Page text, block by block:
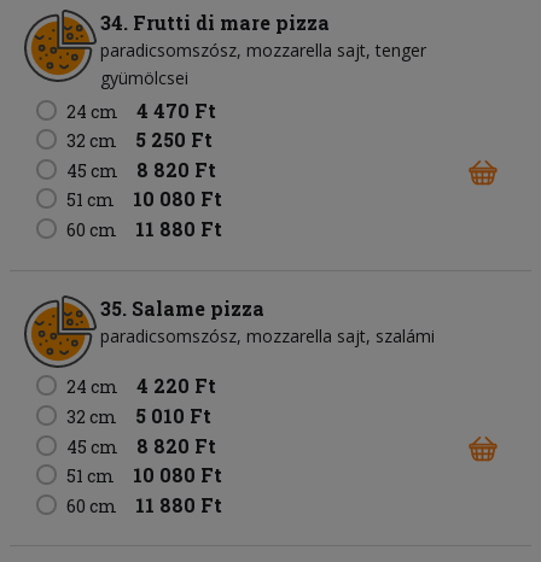
34. Frutti di mare pizza
paradicsomszósz mozzarella sajt tenger
gyümölcsei
24 cm
4 470 Ft
32 cm 5 250 Ft
45 cm 8 820 Ft
51 cm 10 080 Ft
60 cm 11 880 Ft
35. Salame pizza
paradicsomszósz mozzarella sajt szalámi
24 cm 4 220 Ft
32 cm 5 010 Ft
45 cm 8 820 Ft
51 cm 10 080 Ft
60 cm 11 880 Ft